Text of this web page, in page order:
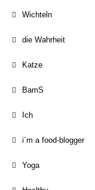
Wichteln
die Wahrheit
Katze
BamS
Ich
i´m a food-blogger
Yoga